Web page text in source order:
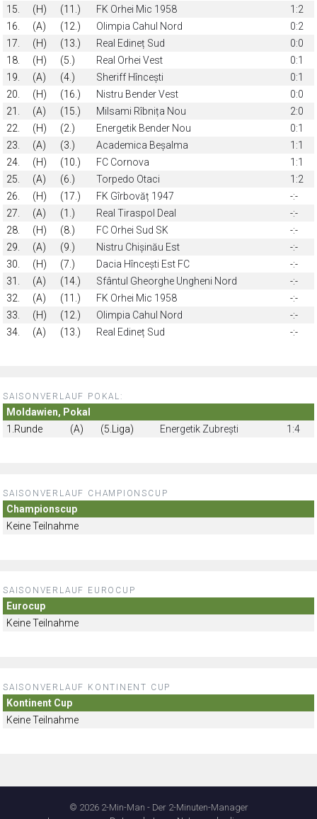
15.
(H) (11.) FK Orhei Mic 1958
1:2
16.
(A) (12.) Olimpia Cahul Nord
0:2
17.
(H) (13.) Real Edineț Sud
0:0
18.
(H) (5.) Real Orhei Vest
0:1
19.
(A) (4.) Sheriff Hîncești
0:1
20.
(H) (16.) Nistru Bender Vest
0:0
21.
(A) (15.) Milsami Rîbnița Nou
2:0
22.
(H) (2.) Energetik Bender Nou
0:1
23.
(A) (3.) Academica Beșalma
1:1
24.
(H) (10.) FC Cornova
1:1
25.
(A) (6.) Torpedo Otaci
1:2
26.
(H) (17.) FK Gîrbovăț 1947
-:-
27.
(A) (1.) Real Tiraspol Deal
-:-
28.
(H) (8.) FC Orhei Sud SK
-:-
29.
(A) (9.) Nistru Chișinău Est
-:-
30.
(H) (7.) Dacia Hîncești Est FC
-:-
31.
(A) (14.) Sfântul Gheorghe Ungheni Nord
-:-
32.
(A) (11.) FK Orhei Mic 1958
-:-
33.
(H) (12.) Olimpia Cahul Nord
-:-
34.
(A) (13.) Real Edineț Sud -:-
SAISONVERLAUF POKAL:
Moldawien, Pokal
1.Runde
(A) (5.Liga) Energetik Zubrești 1:4
SAISONVERLAUF CHAMPIONSCUP
Championscup
Keine Teilnahme
SAISONVERLAUF EUROCUP
Eurocup
Keine Teilnahme
SAISONVERLAUF KONTINENT CUP
Kontinent Cup
Keine Teilnahme
© 2026 2-Min-Man - Der 2-Minuten-Manager